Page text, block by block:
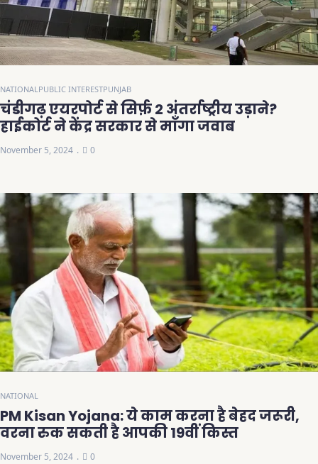
NATIONALPUBLIC INTERESTPUNJAB
चंडीगढ़ एयरपोर्ट से सिर्फ़ 2 अंतर्राष्ट्रीय उड़ाने?
हाईकोर्ट ने केंद्र सरकार से माँगा जवाब
November 5, 2024 0
NATIONAL
PM Kisan Yojana: ये काम करना है बेहद जरूरी,
वरना रुक सकती है आपकी 19वीं किस्त
November 5, 2024 0